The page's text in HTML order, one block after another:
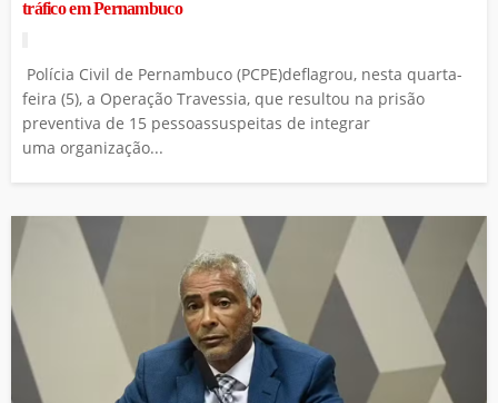
tráfico em Pernambuco
Polícia Civil de Pernambuco (PCPE)deflagrou, nesta quarta-
feira (5), a Operação Travessia, que resultou na prisão
preventiva de 15 pessoassuspeitas de integrar
uma organização...